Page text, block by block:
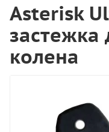
Asterisk
колена